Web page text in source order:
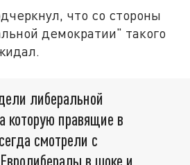
что со стороны
демократии" такого
либеральной
которую правящие в
смотрели с
в шоке и